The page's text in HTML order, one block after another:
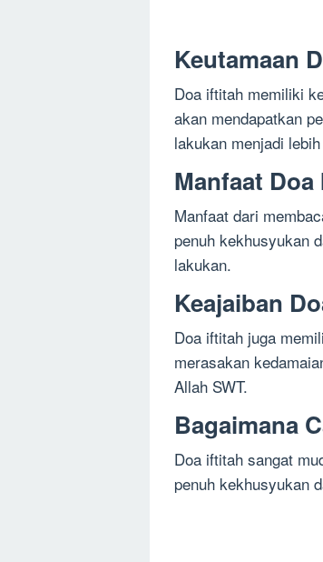
Keutamaan
Doa iftitah memiliki
akan mendapatkan
lakukan menjadi
Manfaat
Manfaat dari
penuh kekhusyukan
lakukan.
Keajaiban
Doa iftitah juga
merasakan
Allah SWT.
Bagaimana
Doa iftitah sangat
penuh kekhusyukan